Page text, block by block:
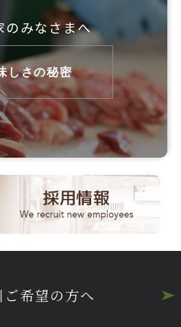
のみなさまへ
しさの秘密
ご希望の方へ